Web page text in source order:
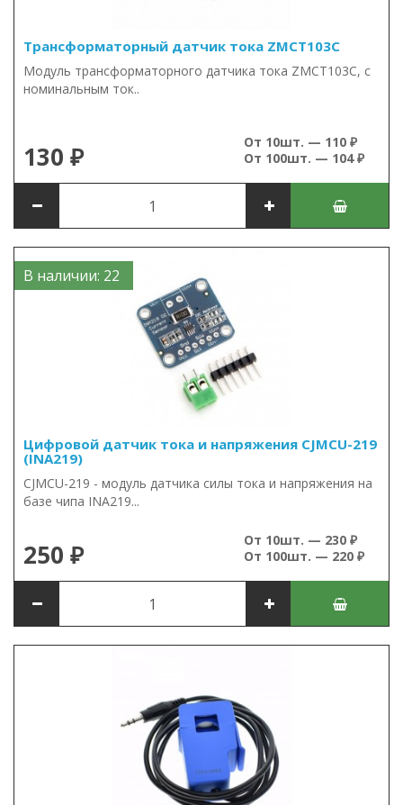
Трансформаторный датчик тока ZMCT103C
Модуль трансформаторного датчика тока ZMCT103C, с
номинальным ток..
130 ₽
От 10шт. — 110 ₽
От 100шт. — 104 ₽
В наличии: 22
Цифровой датчик тока и напряжения CJMCU-219
(INA219)
CJMCU-219 - модуль датчика силы тока и напряжения на
базе чипа INA219...
250 ₽
От 10шт. — 230 ₽
От 100шт. — 220 ₽